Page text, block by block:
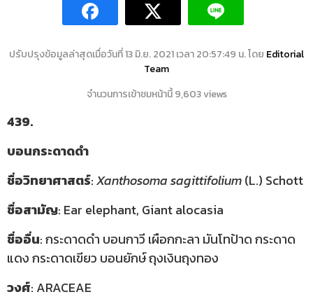
ปรับปรุงข้อมูลล่าสุดเมื่อวันที่ 13 มิ.ย. 2021 เวลา 20:57:49 น. โดย Editorial
Team
จำนวนการเข้าชมหน้านี้ 9,603 views
439.
บอนกระดาดดำ
ชื่อวิทยาศาสตร์:Xanthosoma sagittifolium(L.) Schott
ชื่อสามัญ: Ear elephant, Giant alocasia
ชื่ออื่น: กระดาดดำ บอนกาวี เผือกกะลา มันโทป้าด กระดาด
แดง กระดาดเขียว บอนยักษ์ ถุงเงินถุงทอง
วงศ์: ARACEAE